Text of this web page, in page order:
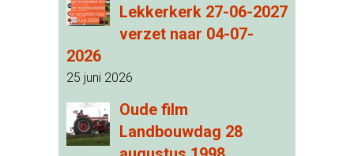
Lekkerkerk 27-06-2027
verzet naar 04-07-
2026
25 juni 2026
Oude film
Landbouwdag 28